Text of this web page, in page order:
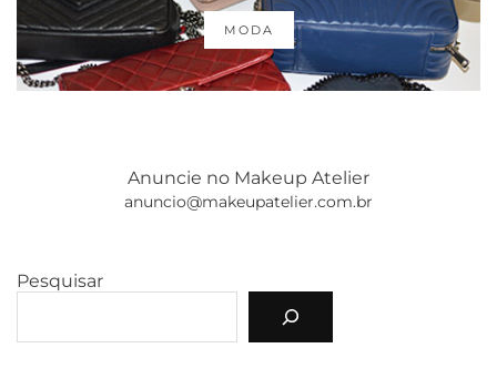
MODA
Anuncie no Makeup Atelier
anuncio@makeupatelier.com.br
Pesquisar